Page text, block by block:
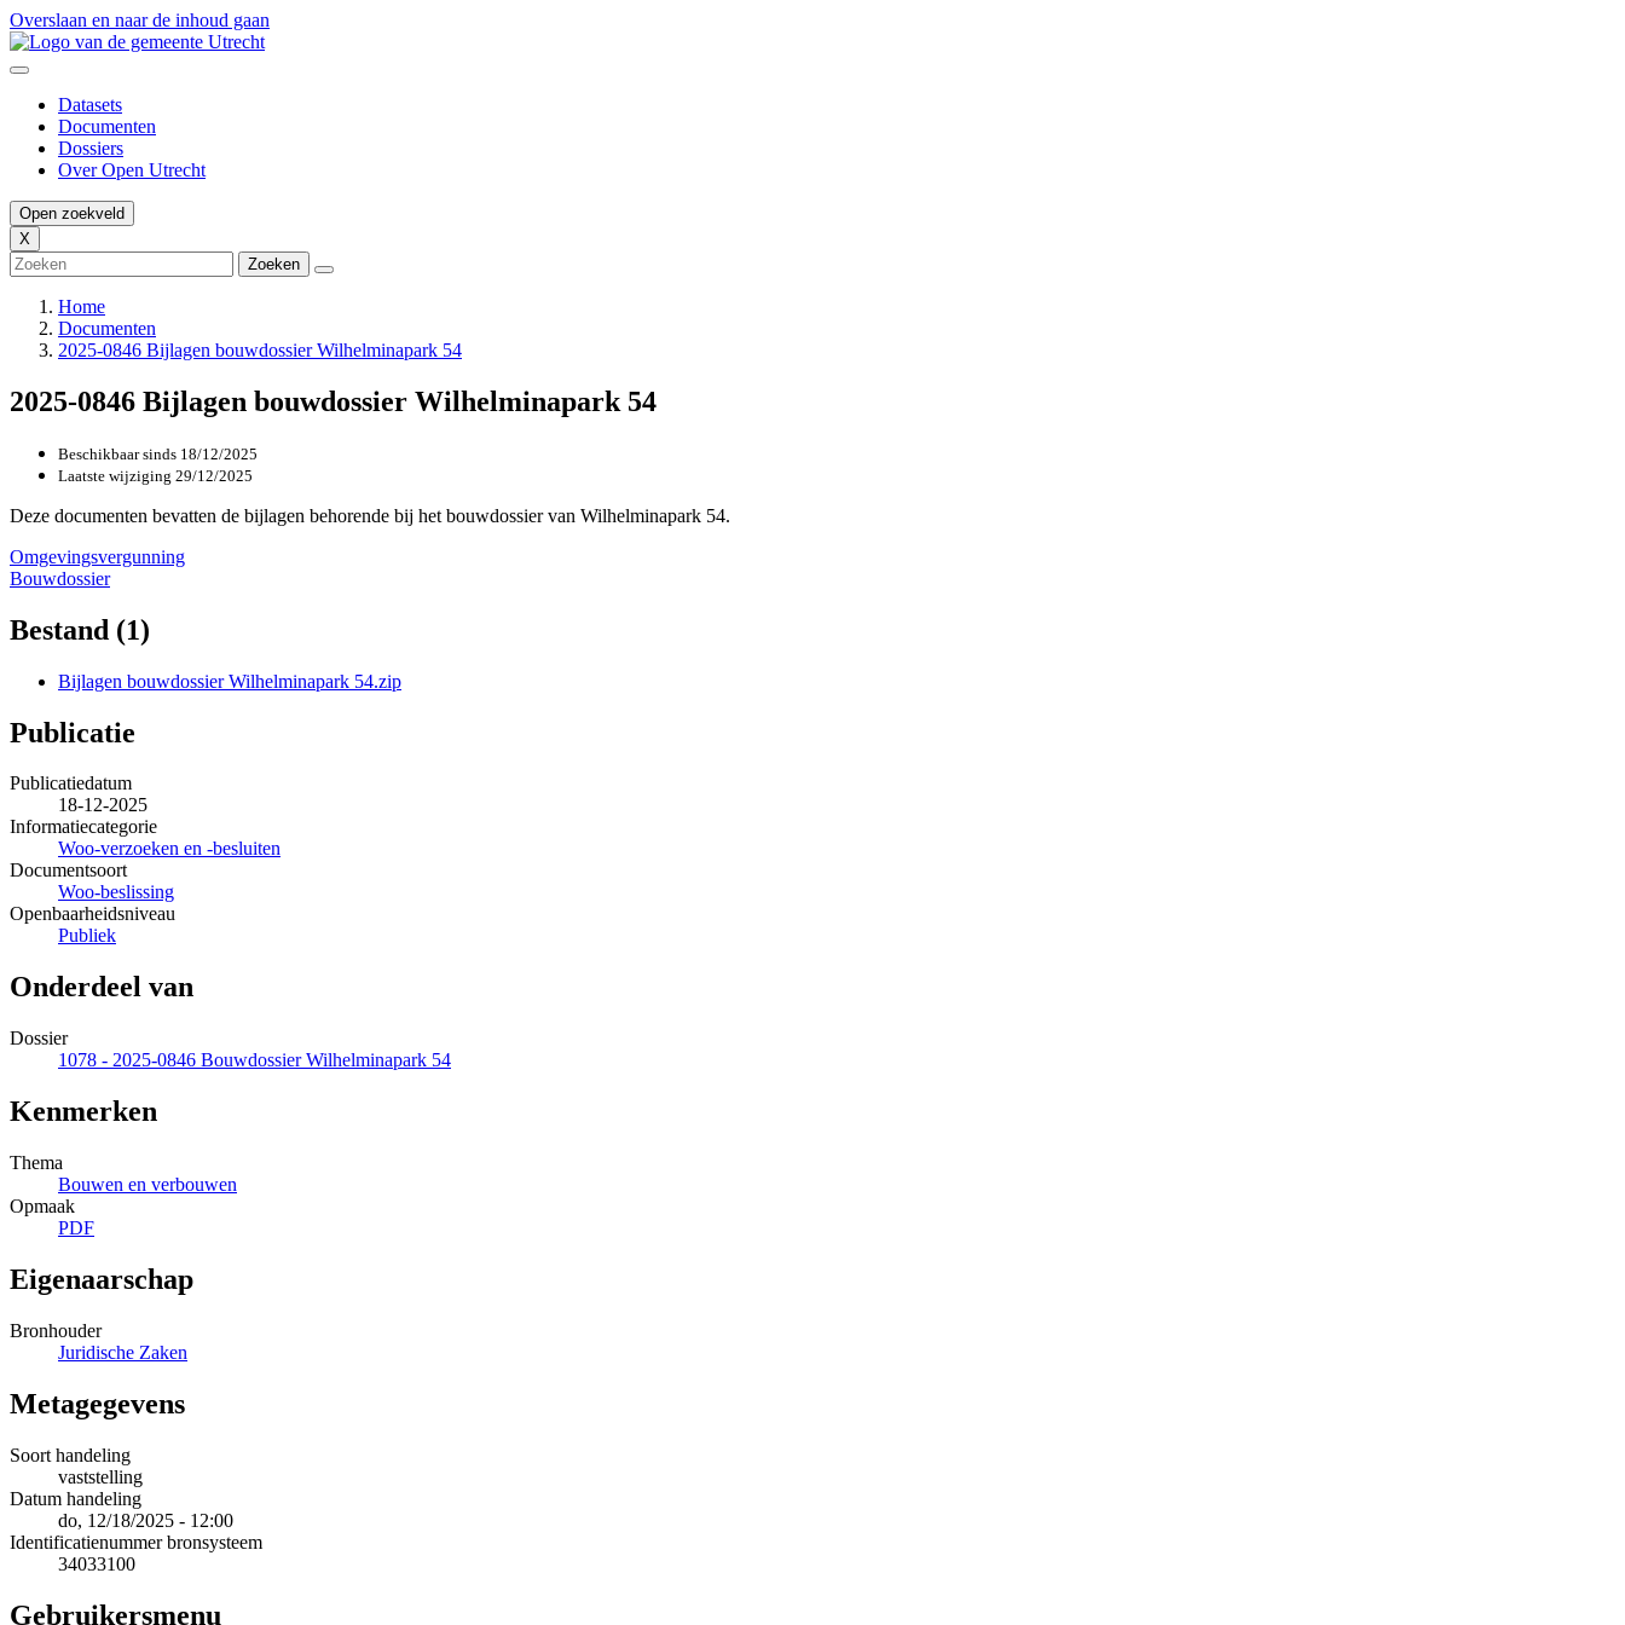
Overslaan en naar de inhoud gaan
Datasets
Documenten
Dossiers
Over Open Utrecht
Open zoekveld
X
Home
Documenten
2025-0846 Bijlagen bouwdossier Wilhelminapark 54
2025-0846 Bijlagen bouwdossier Wilhelminapark 54
Beschikbaar sinds 18/12/2025
Laatste wijziging 29/12/2025
Deze documenten bevatten de bijlagen behorende bij het bouwdossier van Wilhelminapark 54.
Omgevingsvergunning
Bouwdossier
Bestand (1)
Bijlagen bouwdossier Wilhelminapark 54.zip
Publicatie
Publicatiedatum
18-12-2025
Informatiecategorie
Woo-verzoeken en -besluiten
Documentsoort
Woo-beslissing
Openbaarheidsniveau
Publiek
Onderdeel van
Dossier
1078 - 2025-0846 Bouwdossier Wilhelminapark 54
Kenmerken
Thema
Bouwen en verbouwen
Opmaak
PDF
Eigenaarschap
Bronhouder
Juridische Zaken
Metagegevens
Soort handeling
vaststelling
Datum handeling
do, 12/18/2025 - 12:00
Identificatienummer bronsysteem
34033100
Gebruikersmenu